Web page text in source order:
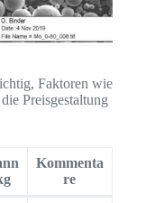
Faktoren wie
Preisgestaltung
Kommenta
re